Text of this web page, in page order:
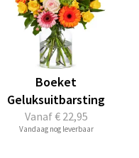
Vanaf€ 22,95
Boeket
Geluksuitbarsting
Vandaag nog leverbaar